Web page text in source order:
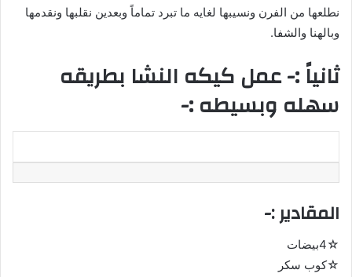
نطلعها من الفرن ونسيبها لغايه ما تبرد تماماً وبعدين نقلبها ونقدمها
وبالهنا والشفا.
ثانياً :- عمل كيكه النشا بطريقه
سهله وبسيطه :-
المقادير :-
☆4بيضات
☆كوب سكر